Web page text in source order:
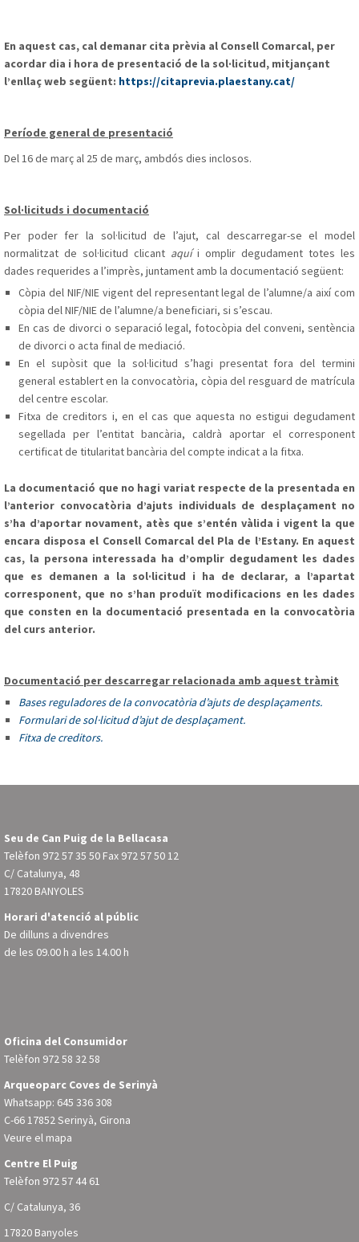
En aquest cas, cal demanar cita prèvia al Consell Comarcal, per
acordar dia i hora de presentació de la sol·licitud, mitjançant
l’enllaç web següent: https://citaprevia.plaestany.cat/
Període general de presentació
Del 16 de març al 25 de març, ambdós dies inclosos.
Sol·licituds i documentació
Per poder fer la sol·licitud de l’ajut, cal descarregar-se el model
normalitzat de sol·licitud clicant aquíi omplir degudament totes les
dades requerides a l’imprès, juntament amb la documentació següent:
Còpia del NIF/NIE vigent del representant legal de l’alumne/a així com
còpia del NIF/NIE de l’alumne/a beneficiari, si s’escau.
En cas de divorci o separació legal, fotocòpia del conveni, sentència
de divorci o acta final de mediació.
En el supòsit que la sol·licitud s’hagi presentat fora del termini
general establert en la convocatòria, còpia del resguard de matrícula
del centre escolar.
Fitxa de creditors i, en el cas que aquesta no estigui degudament
segellada per l’entitat bancària, caldrà aportar el corresponent
certificat de titularitat bancària del compte indicat a la fitxa.
La documentació que no hagi variat respecte de la presentada en
l’anterior convocatòria d’ajuts individuals de desplaçament no
s’ha d’aportar novament, atès que s’entén vàlida i vigent la que
encara disposa el Consell Comarcal del Pla de l’Estany. En aquest
cas, la persona interessada ha d’omplir degudament les dades
que es demanen a la sol·licitud i ha de declarar, a l’apartat
corresponent, que no s’han produït modificacions en les dades
que consten en la documentació presentada en la convocatòria
del curs anterior.
Documentació per descarregar relacionada amb aquest tràmit
Bases reguladores de la convocatòria d’ajuts de desplaçaments.
Formulari de sol·licitud d’ajut de desplaçament.
Fitxa de creditors.
Seu de Can Puig de la Bellacasa
Telèfon 972 57 35 50 Fax 972 57 50 12
C/ Catalunya, 48
17820 BANYOLES
Horari d'atenció al públic
De dilluns a divendres
de les 09.00 h a les 14.00 h
Oficina del Consumidor
Telèfon 972 58 32 58
Arqueoparc Coves de Serinyà
Whatsapp: 645 336 308
C-66 17852 Serinyà, Girona
Veure el mapa
Centre El Puig
Telèfon 972 57 44 61
C/ Catalunya, 36
17820 Banyoles